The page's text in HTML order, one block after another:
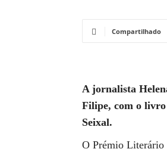
Compartilhado
A jornalista
Filipe, com o livro
Seixal.
O Prémio Literário